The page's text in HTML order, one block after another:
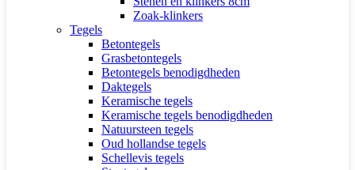
Zoak-klinkers
Tegels
Betontegels
Grasbetontegels
Betontegels benodigdheden
Daktegels
Keramische tegels
Keramische tegels benodigdheden
Natuursteen tegels
Oud hollandse tegels
Schellevis tegels